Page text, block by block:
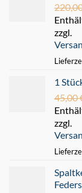
zzgl.
1
45,00
zzgl.